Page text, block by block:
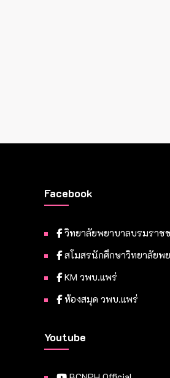
Facebook
วิทยาลัยพยาบาลบรมราช
สโมสรนักศึกษาวิทยาลัยพ
KM วพบ.แพร่
ห้องสมุด วพบ.แพร่
Youtube